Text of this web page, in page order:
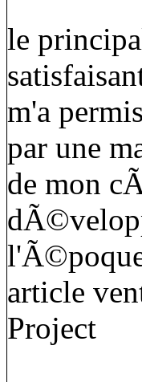
le
m'a
par une
de mon
article
Project